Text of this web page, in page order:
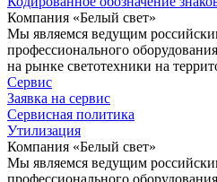
Компания «Белый свет»
Мы являемся ведущим
профессионального
на рынке светотехники на
Сервис
Заявка на сервис
Сервисная политика
Утилизация
Компания «Белый свет»
Мы являемся ведущим
профессионального